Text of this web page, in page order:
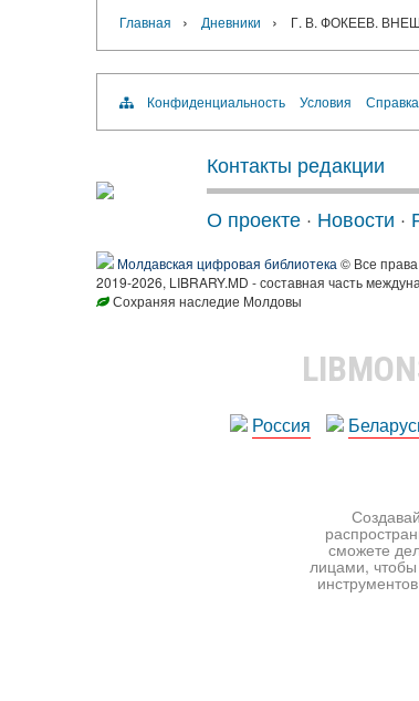
Главная › Дневники › Г. В. ФОКЕЕВ.
Конфиденциальность Условия Справка
Контакты редакции
О проекте · Новости ·
Молдавская цифровая библиотека © Все
2019-2026, LIBRARY.MD - составная часть
Сохраняя наследие Молдовы
Россия
сможете
лицами,